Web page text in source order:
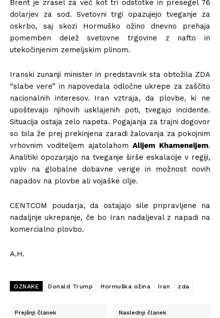
Brent je zrasel za več kot tri odstotke in presegel 76
dolarjev za sod. Svetovni trgi opazujejo tveganje za
oskrbo, saj skozi Hormuško ožino dnevno prehaja
pomemben delež svetovne trgovine z nafto in
utekočinjenim zemeljskim plinom.
Iranski zunanji minister in predstavnik sta obtožila ZDA
“slabe vere” in napovedala odločne ukrepe za zaščito
nacionalnih interesov. Iran vztraja, da plovbe, ki ne
upoštevajo njihovih usklajenih poti, tvegajo incidente.
Situacija ostaja zelo napeta. Pogajanja za trajni dogovor
so bila že prej prekinjena zaradi žalovanja za pokojnim
vrhovnim voditeljem ajatolahomAlijem Khameneijem.
Analitiki opozarjajo na tveganje širše eskalacije v regiji,
vpliv na globalne dobavne verige in možnost novih
napadov na plovbe ali vojaške cilje.
CENTCOM poudarja, da ostajajo sile pripravljene na
nadaljnje ukrepanje, če bo Iran nadaljeval z napadi na
komercialno plovbo.
A.H.
OZNAKE Donald Trump Hormuška ožina Iran zda
Prejšnji članek Naslednji članek